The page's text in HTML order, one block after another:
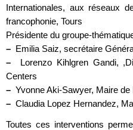
Internationales, aux réseaux
francophonie, Tours
Présidente du groupe-
– Emilia Saiz, secrétaire
– Lorenzo Kihlgren Gandi,
Centers
– Yvonne Aki-Sawyer, Maire
– Claudia Lopez Hernandez,
Toutes ces interventions